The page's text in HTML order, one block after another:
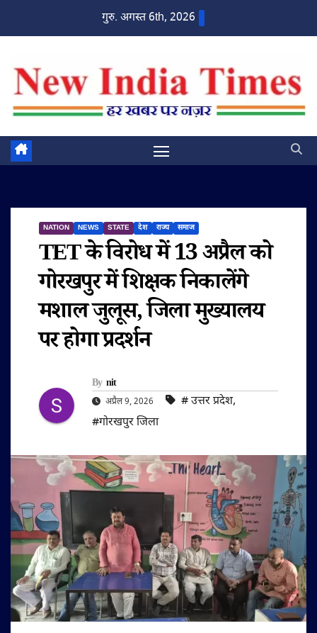
गुरु. अगस्त 6th, 2026
NATION NEWS STATE देश राज्य समाज
TET के विरोध में 13 अप्रैल को
गोरखपुर में शिक्षक निकालेंगे
मशाल जुलूस, जिला मुख्यालय
पर होगा प्रदर्शन
By nit
अप्रैल 9, 2026 #‌ उत्तर प्रदेश,
#गोरखपुर जिला